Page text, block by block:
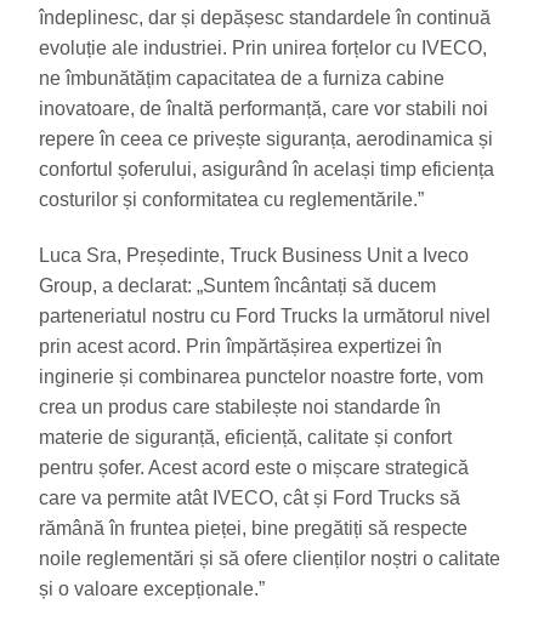
îndeplinesc, dar și depășesc standardele în continuă
evoluție ale industriei. Prin unirea forțelor cu IVECO,
ne îmbunătățim capacitatea de a furniza cabine
inovatoare, de înaltă performanță, care vor stabili noi
repere în ceea ce privește siguranța, aerodinamica și
confortul șoferului, asigurând în același timp eficiența
costurilor și conformitatea cu reglementările.”
Luca Sra, Președinte, Truck Business Unit a Iveco
Group, a declarat: „Suntem încântați să ducem
parteneriatul nostru cu Ford Trucks la următorul nivel
prin acest acord. Prin împărtășirea expertizei în
inginerie și combinarea punctelor noastre forte, vom
crea un produs care stabilește noi standarde în
materie de siguranță, eficiență, calitate și confort
pentru șofer. Acest acord este o mișcare strategică
care va permite atât IVECO, cât și Ford Trucks să
rămână în fruntea pieței, bine pregătiți să respecte
noile reglementări și să ofere clienților noștri o calitate
și o valoare excepționale.”